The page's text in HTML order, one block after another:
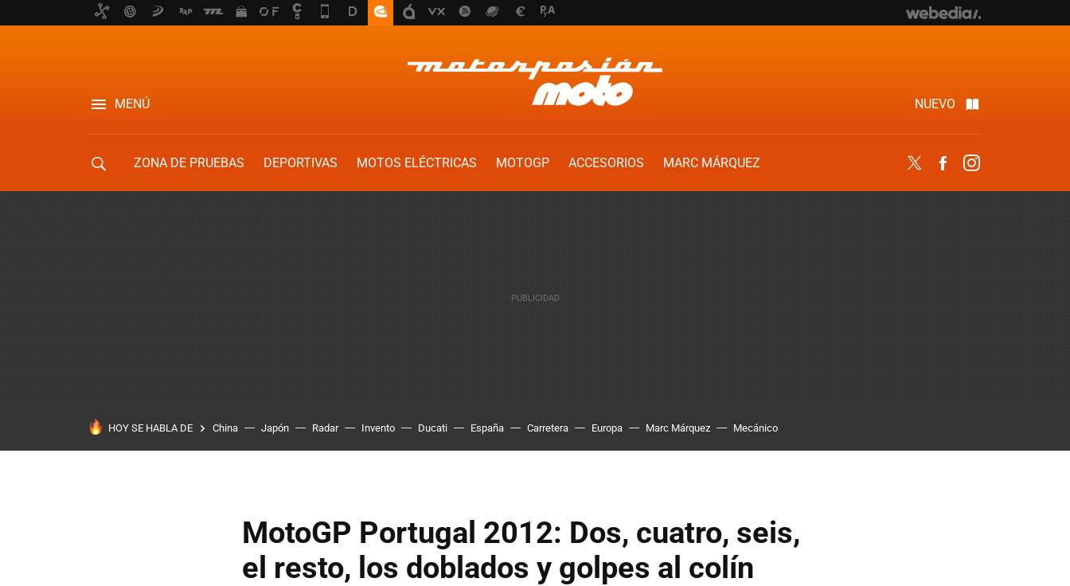
MENÚ NUEVO
ZONA DE PRUEBAS DEPORTIVAS MOTOS ELÉCTRICAS MOTOGP ACCESORIOS
MARC MÁRQUEZ
Twitter Facebook
HOY SE HABLA DE China Japón Radar Invento Ducati España Carretera Europa Marc Márquez Mecánico
MotoGP Portugal 2012: Dos, cuatro, seis,
el resto, los doblados y golpes al colín